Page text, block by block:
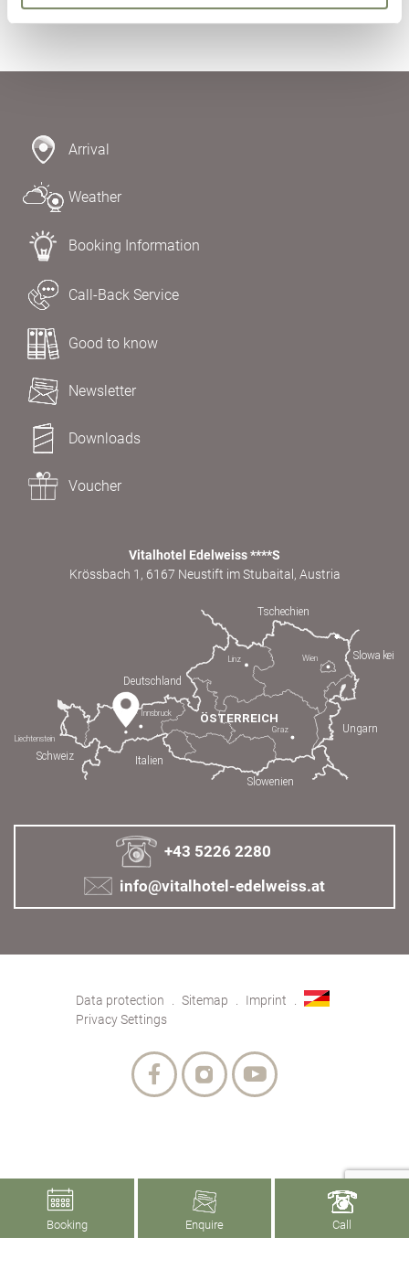
Arrival
Weather
Booking Information
Call-Back Service
Good to know
Newsletter
Downloads
Voucher
Vitalhotel Edelweiss ****S
Krössbach 1, 6167 Neustift im Stubaital, Austria
+43 5226 2280
info@vitalhotel-edelweiss.at
Data protection Sitemap
Imprint
Privacy Settings
Booking Enquire Call